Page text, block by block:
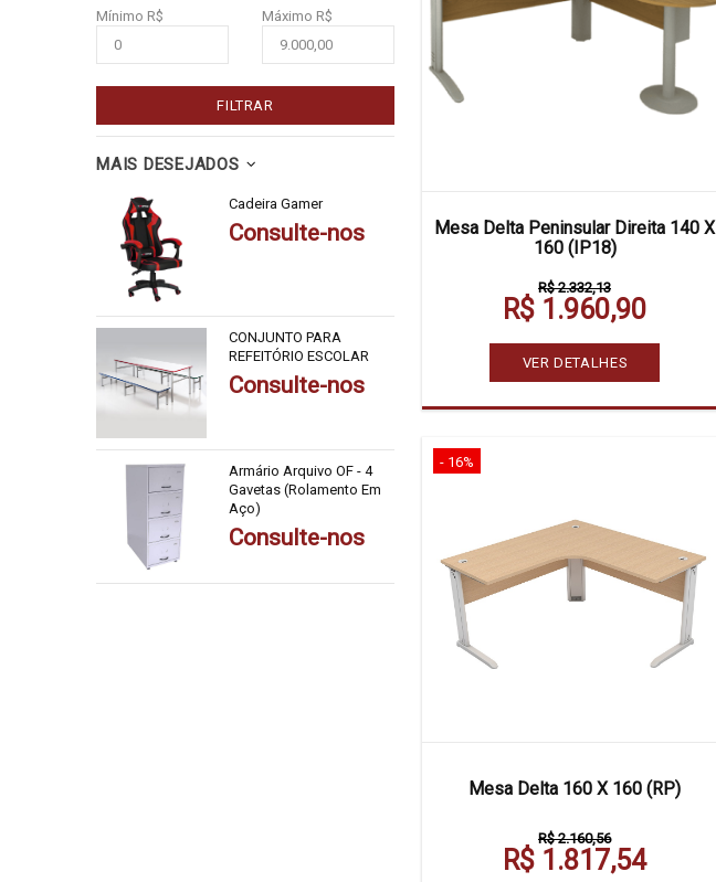
Mínimo R$ Máximo R$
FILTRAR
MAIS DESEJADOS
Cadeira Gamer
Consulte-nos
CONJUNTO PARA
REFEITÓRIO ESCOLAR
Consulte-nos
Armário Arquivo OF - 4
Gavetas (Rolamento Em
Aço)
Consulte-nos
Mesa Delta Peninsular Direita 140 X
160 (IP18)
R$ 2.332,13
R$ 1.960,90
VER DETALHES
- 16%
Mesa Delta 160 X 160 (RP)
R$ 2.160,56
R$ 1.817,54